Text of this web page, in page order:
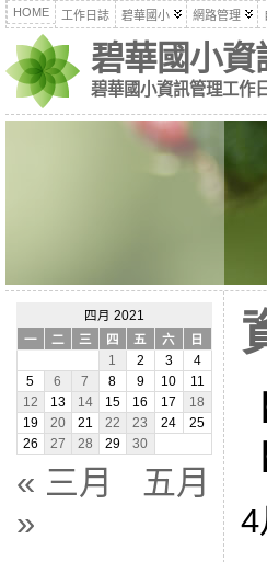
HOME 工作日誌 碧華國小 網路管理
碧華國小資
碧華國小資訊管理工作
四月 2021
一
二 三 四 五 六
日
1
2 3
4
5
6 7 8 9 10
11
12
13 14 15 16 17
18
19
20 21 22 23 24
25
26
27 28 29 30
« 三月
五月
»
4